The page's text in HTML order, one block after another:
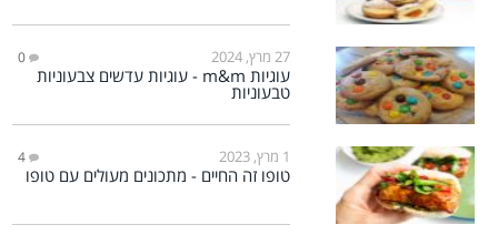
27 מרץ, 2024 0
עוגיות m&m - עוגיות עדשים צבעוניות
טבעוניות
1 מרץ, 2023 4
טופו זה החיים - מתכונים מעולים עם טופו